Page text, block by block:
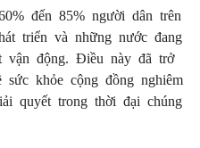
đến 85% người dân trên
triển và những nước đang
vận động. Điều này đã trở
khỏe cộng đồng nghiêm
quyết trong thời đại chúng